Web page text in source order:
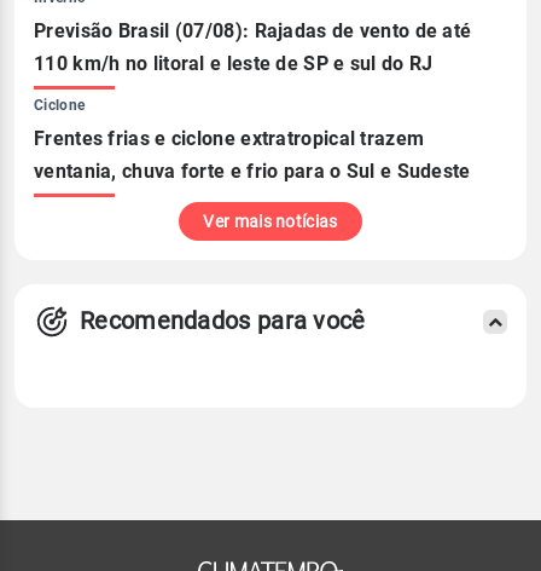
Previsão Brasil (07/08): Rajadas de vento de até
110 km/h no litoral e leste de SP e sul do RJ
Ciclone
Frentes frias e ciclone extratropical trazem
ventania, chuva forte e frio para o Sul e Sudeste
Ver mais notícias
Recomendados para você